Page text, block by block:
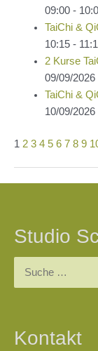
09:00 -
TaiChi &
10:15 -
2 Kurse
09/09/2026
TaiChi &
10/09/
1 2 3 4 5 6 7 8 9
Studio
Kontakt